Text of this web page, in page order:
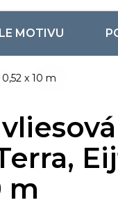
MOTIVU
x 10 m
m